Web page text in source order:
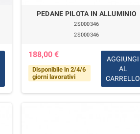
PEDANE PILOTA IN ALLUMINIO
2S000346
2S000346
188,00 €
Disponibile in 2/4/6
giorni lavorativi
AGGIUNGI
AL
CARRELLO